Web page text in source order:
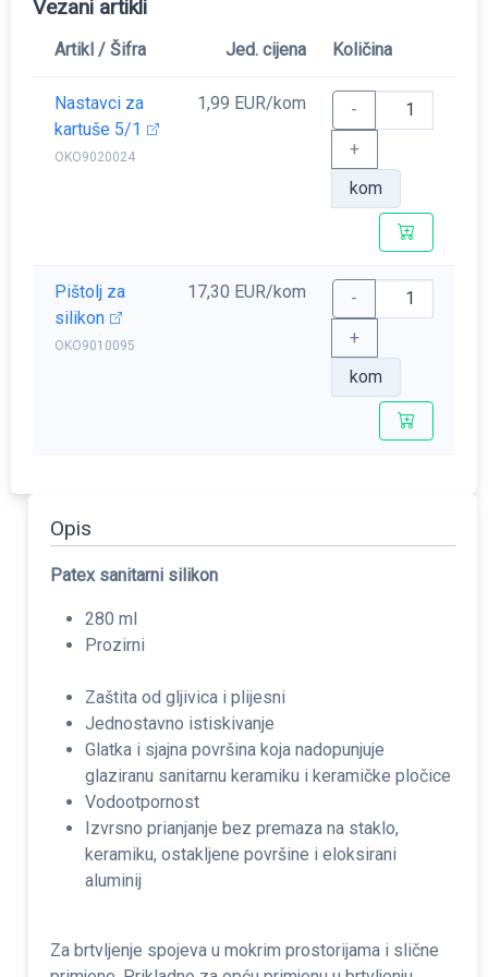
Vezani artikli
Artikl / Šifra Jed. cijena Količina
Nastavci za
kartuše 5/1
OKO9020024
1,99 EUR/kom
-
+
kom
Pištolj za
silikon
OKO9010095
17,30 EUR/kom
-
+
kom
Opis
Patex sanitarni silikon
280 ml
Prozirni
Zaštita od gljivica i plijesni
Jednostavno istiskivanje
Glatka i sjajna površina koja nadopunjuje
glaziranu sanitarnu keramiku i keramičke pločice
Vodootpornost
Izvrsno prianjanje bez premaza na staklo,
keramiku, ostakljene površine i eloksirani
aluminij
Za brtvljenje spojeva u mokrim prostorijama i slične